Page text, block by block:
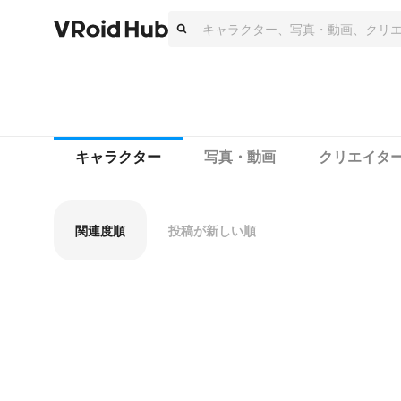
キャラクター 写真・動画 クリエイタ
関連度順 投稿が新しい順